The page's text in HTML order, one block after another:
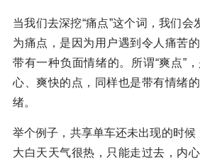
当我们去深挖“痛点”这个词，我们会
为痛点，是因为用户遇到令人痛苦
带有一种负面情绪的。所谓“爽点”
心、爽快的点，同样也是带有情绪
绪。
举个例子，共享单车还未出现的时候
大白天天气很热，只能走过去，内